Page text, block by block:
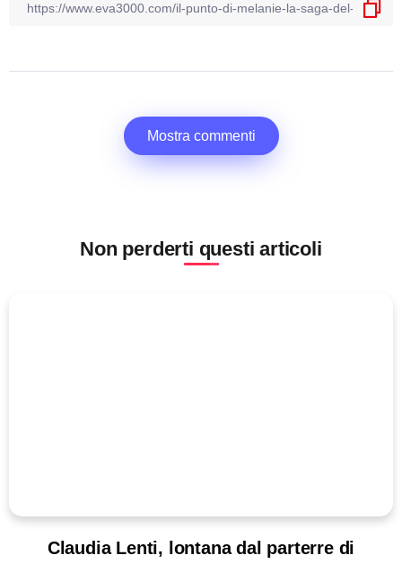
Mostra commenti
Non perderti questi articoli
Claudia Lenti, lontana dal parterre di